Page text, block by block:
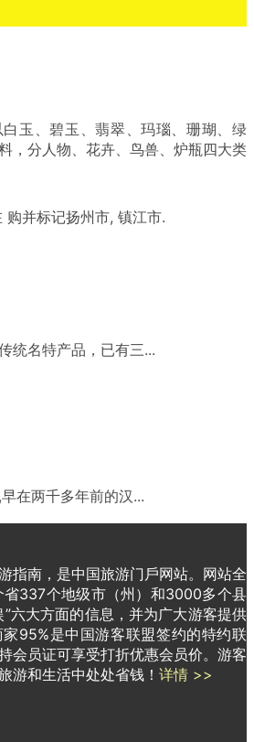
玉、碧玉、翡翠、玛瑙、珊瑚、绿
，分人物、花卉、鸟兽、炉瓶四大类
购并标记扬州市, 镇江市.
统名特产品，已有三...
在两千多年前的汉...
指南，是中国旅游门戶网站。网站全
337个地级市（州）和3000多个县
”六大方面的信息，并为广大游客提供
95%是中国游客联盟签约的特约联
会员证可享受打折优惠会员价。游客
游和生活中处处省钱！ 详情 >>